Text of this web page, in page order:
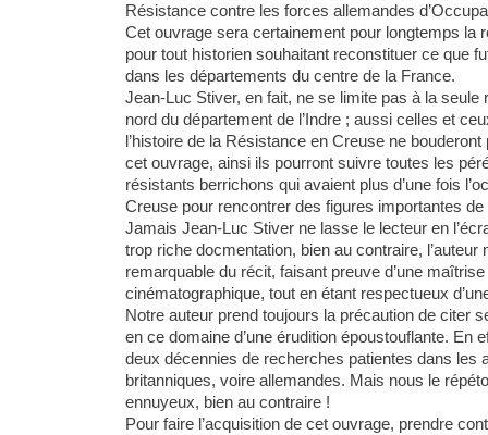
Résistance contre les forces allemandes
Cet ouvrage sera certainement pour longtemps la
pour tout historien souhaitant reconstituer ce que
dans les départements du centre de la France.
Jean-Luc Stiver, en fait, ne se limite pas à la seule
nord du département de l’Indre ; aussi celles et
l’histoire de la Résistance en Creuse ne
cet ouvrage, ainsi ils pourront suivre toutes les
résistants berrichons qui avaient plus d’une fois
Creuse pour rencontrer des figures importantes
Jamais Jean-Luc Stiver ne lasse le lecteur en
trop riche docmentation, bien au contraire, l’auteur
remarquable du récit, faisant preuve d’une
cinématographique, tout en étant respectueux
Notre auteur prend toujours la précaution de citer
en ce domaine d’une érudition époustouflante. En
deux décennies de recherches patientes dans les
britanniques, voire allemandes. Mais nous le
ennuyeux, bien au contraire !
Pour faire l’acquisition de cet ouvrage, prendre